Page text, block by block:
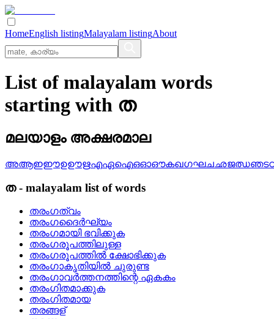
HomeEnglish listingMalayalam listingAbout
List of malayalam words
starting with ത
മലയാളം അക്ഷരമാല
അആഇഈഉഊഋഎഏഐഒഓഔകഖഗഘചഛജഝഞട
ത- malayalam list of words
തരംഗത്വം
തരംഗദൈര്‍ഘ്യം
തരംഗമായി ഭവിക്കുക
തരംഗരൂപത്തിലുള്ള
തരംഗരൂപത്തില്‍ ക്ഷോഭിക്കുക
തരംഗാകൃതിയില്‍ ചുരുണ്ട
തരംഗാവര്‍ത്തനത്തിന്റെ ഏകകം
തരംഗിതമാക്കുക
തരംഗിതമായ
തരങ്ങള്